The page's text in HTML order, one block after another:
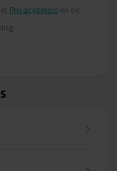
Privacybeleid en de